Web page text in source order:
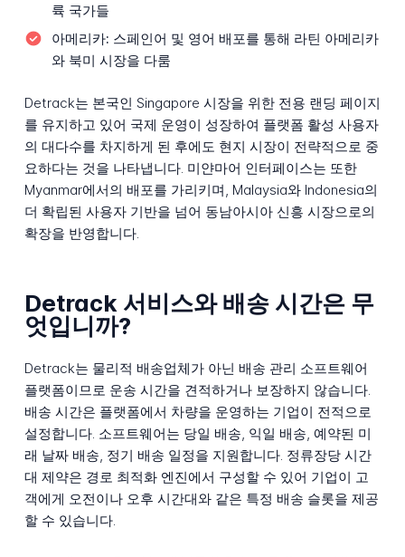
륙 국가들
아메리카: 스페인어 및 영어 배포를 통해 라틴 아메리카
와 북미 시장을 다룸
Detrack는 본국인 Singapore 시장을 위한 전용 랜딩 페이지
를 유지하고 있어 국제 운영이 성장하여 플랫폼 활성 사용자
의 대다수를 차지하게 된 후에도 현지 시장이 전략적으로 중
요하다는 것을 나타냅니다. 미얀마어 인터페이스는 또한
Myanmar에서의 배포를 가리키며, Malaysia와 Indonesia의
더 확립된 사용자 기반을 넘어 동남아시아 신흥 시장으로의
확장을 반영합니다.
Detrack 서비스와 배송 시간은 무
엇입니까?
Detrack는 물리적 배송업체가 아닌 배송 관리 소프트웨어
플랫폼이므로 운송 시간을 견적하거나 보장하지 않습니다.
배송 시간은 플랫폼에서 차량을 운영하는 기업이 전적으로
설정합니다. 소프트웨어는 당일 배송, 익일 배송, 예약된 미
래 날짜 배송, 정기 배송 일정을 지원합니다. 정류장당 시간
대 제약은 경로 최적화 엔진에서 구성할 수 있어 기업이 고
객에게 오전이나 오후 시간대와 같은 특정 배송 슬롯을 제공
할 수 있습니다.